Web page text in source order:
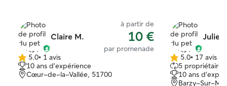
Claire M.
à partir de
10 €
par promenade
5.0 étoile(s)
sur
5
5.0• 1 avis
10 ans d'expérience
Cœur-de-la-Vallée, 51700
Julie
5.0 étoile(s)
sur
5
5.0• 17 avis
5
10 ans
Barzy-Sur-